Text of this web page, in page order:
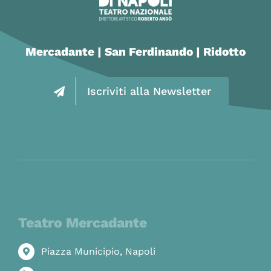
Mercadante | San Ferdinando | Ridotto
Iscriviti alla Newsletter
Teatro Mercadante
Piazza Municipio, Napoli